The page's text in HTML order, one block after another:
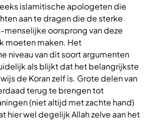
islamitische apologeten die
aan te dragen die de sterke
menselijke oorsprong van deze
moeten maken. Het
niveau van dit soort argumenten
als blijkt dat het belangrijkste
de Koran zelf is. Grote delen van
terug te brengen tot
(niet altijd met zachte hand)
hier wel degelijk Allah zelve aan het